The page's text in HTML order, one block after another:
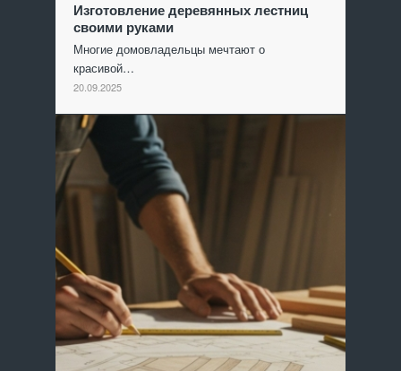
Изготовление деревянных лестниц
своими руками
Многие домовладельцы мечтают о
красивой…
20.09.2025